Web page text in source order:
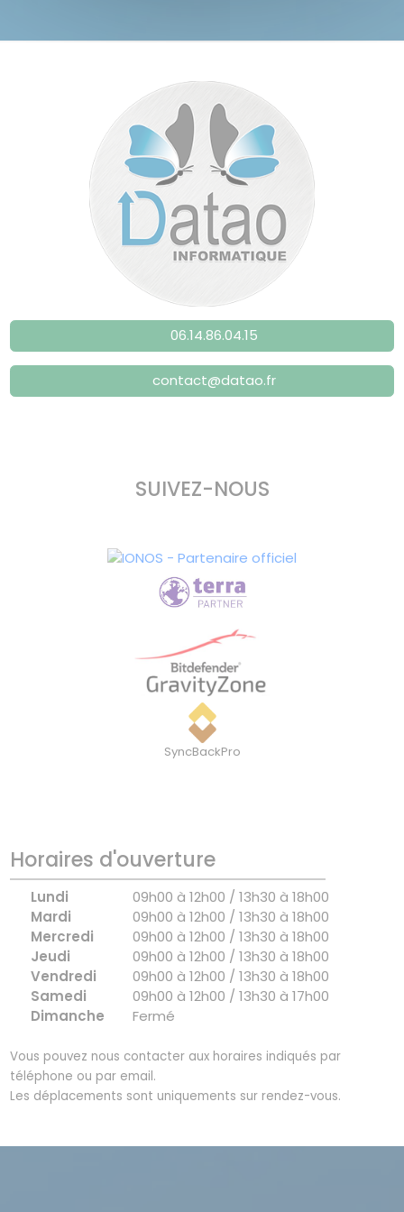
06.14.86.04.15
contact@datao.fr
SUIVEZ-NOUS
SyncBackPro
Horaires d'ouverture
Lundi
09h00 à 12h00 / 13h30 à 18h00
Mardi
09h00 à 12h00 / 13h30 à 18h00
Mercredi
09h00 à 12h00 / 13h30 à 18h00
Jeudi
09h00 à 12h00 / 13h30 à 18h00
Vendredi
09h00 à 12h00 / 13h30 à 18h00
Samedi
09h00 à 12h00 / 13h30 à 17h00
Dimanche
Fermé
Vous pouvez nous contacter aux horaires indiqués par
téléphone ou par email.
Les déplacements sont uniquements sur rendez-vous.